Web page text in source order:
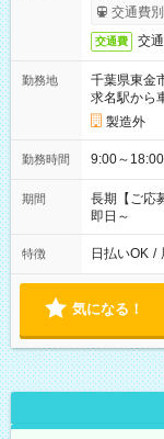
交通費
交通費 交
勤務地
千葉県東金
求名駅から
製造外
勤務時間
期間
長期【ご応
即日～
特徴 日払いOK /
気になる！